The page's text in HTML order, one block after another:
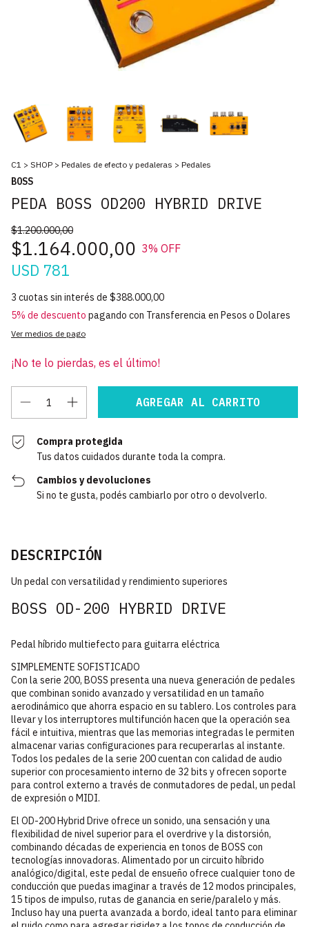
C1 > SHOP > Pedales de efecto y pedaleras > Pedales
BOSS
PEDA BOSS OD200 HYBRID DRIVE
$1.200.000,00
$1.164.000,00 3% OFF
USD 781
3 cuotas sin interés de $388.000,00
5% de descuento pagando con Transferencia en Pesos o Dolares
Ver medios de pago
¡No te lo pierdas, es el último!
Compra protegida
Tus datos cuidados durante toda la compra.
Cambios y devoluciones
Si no te gusta, podés cambiarlo por otro o devolverlo.
DESCRIPCIÓN
Un pedal con versatilidad y rendimiento superiores
BOSS OD-200 HYBRID DRIVE
Pedal híbrido multiefecto para guitarra eléctrica
SIMPLEMENTE SOFISTICADO
Con la serie 200, BOSS presenta una nueva generación de pedales
que combinan sonido avanzado y versatilidad en un tamaño
aerodinámico que ahorra espacio en su tablero. Los controles para
llevar y los interruptores multifunción hacen que la operación sea
fácil e intuitiva, mientras que las memorias integradas le permiten
almacenar varias configuraciones para recuperarlas al instante.
Todos los pedales de la serie 200 cuentan con calidad de audio
superior con procesamiento interno de 32 bits y ofrecen soporte
para control externo a través de conmutadores de pedal, un pedal
de expresión o MIDI.
El OD-200 Hybrid Drive ofrece un sonido, una sensación y una
flexibilidad de nivel superior para el overdrive y la distorsión,
combinando décadas de experiencia en tonos de BOSS con
tecnologías innovadoras. Alimentado por un circuito híbrido
analógico/digital, este pedal de ensueño ofrece cualquier tono de
conducción que puedas imaginar a través de 12 modos principales,
15 tipos de impulso, rutas de ganancia en serie/paralelo y más.
Incluso hay una puerta avanzada a bordo, ideal tanto para eliminar